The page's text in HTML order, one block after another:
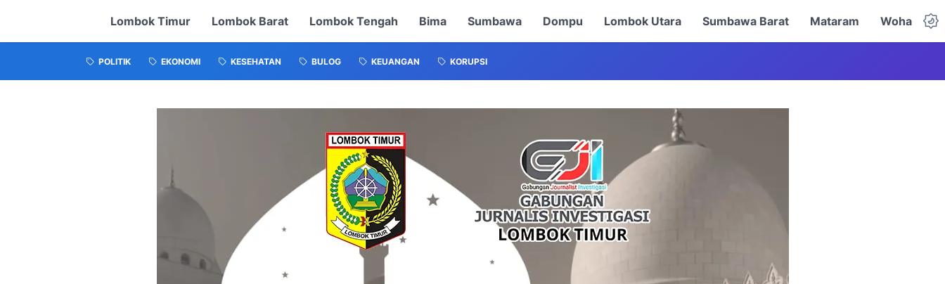
Lombok Timur Lombok Barat Lombok Tengah Bima Sumbawa Dompu Lombok Utara Sumbawa Barat Mataram Woha
POLITIK EKONOMI KESEHATAN BULOG KEUANGAN KORUPSI